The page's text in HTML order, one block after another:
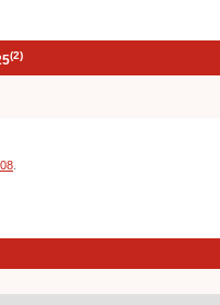
(2)